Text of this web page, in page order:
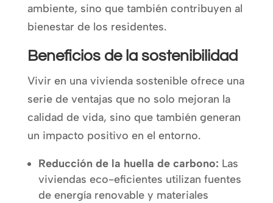
ambiente, sino que también contribuyen al
bienestar de los residentes.
Beneficios de la sostenibilidad
Vivir en una vivienda sostenible ofrece una
serie de ventajas que no solo mejoran la
calidad de vida, sino que también generan
un impacto positivo en el entorno.
Reducción de la huella de carbono: Las
viviendas eco-eficientes utilizan fuentes
de energía renovable y materiales